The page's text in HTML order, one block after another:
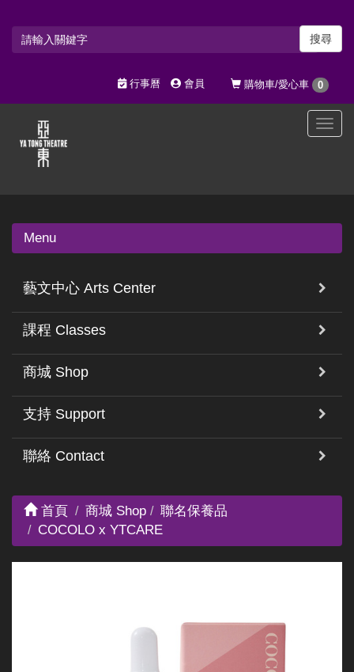
搜尋
購物車/愛心車 0
行事曆 會員
選
Menu
藝文中心 Arts Center
課程 Classes
商城 Shop
支持 Support
聯絡 Contact
首頁 商城 Shop
聯名保養品
COCOLO x YTCARE